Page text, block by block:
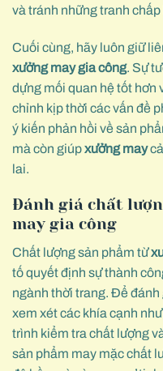
và tránh những tranh
Cuối cùng, hãy luôn giữ
xưởng may gia công. Sự
dựng mối quan hệ tốt hơn
chỉnh kịp thời các vấn đề
ý kiến phản hồi về sản
mà còn giúpxưởng may
lai.
Đánh giá chất
may gia công
Chất lượng sản phẩm từ
tố quyết định sự thành
ngành thời trang. Để
xem xét các khía cạnh
trình kiểm tra chất lượng
sản phẩm may mặc chất